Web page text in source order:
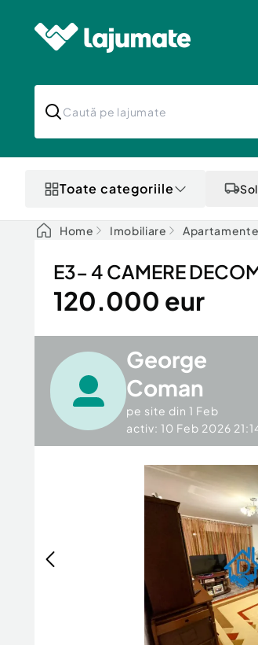
Toate categoriile
Home Imobiliare
E3- 4 CAMERE
120.000 eur
George
Coman
pe site din 1 Feb
activ: 10 Feb 2026